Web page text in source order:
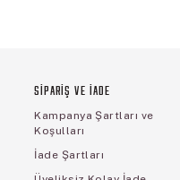
SİPARİŞ VE İADE
Kampanya Şartları ve
Koşulları
İade Şartları